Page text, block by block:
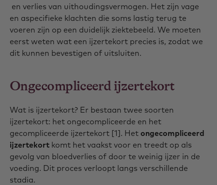
en verlies van uithoudingsvermogen. Het zijn vage
en aspecifieke klachten die soms lastig terug te
voeren zijn op een duidelijk ziektebeeld. We moeten
eerst weten wat een ijzertekort precies is, zodat we
dit kunnen bevestigen of uitsluiten.
Ongecompliceerd ijzertekort
Wat is ijzertekort? Er bestaan twee soorten
ijzertekort: het ongecompliceerde en het
gecompliceerde ijzertekort [1]. Het ongecompliceerd
ijzertekort komt het vaakst voor en treedt op als
gevolg van bloedverlies of door te weinig ijzer in de
voeding. Dit proces verloopt langs verschillende
stadia.